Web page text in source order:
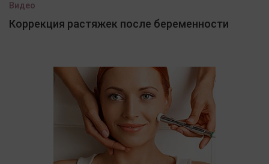
Видео
Коррекция растяжек после беременности